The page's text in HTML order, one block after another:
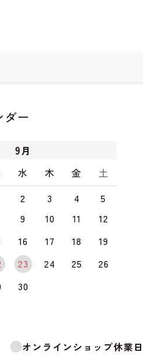
ダー
9月
水 木 金
土
2 3 4
5
9 10 11
12
16 17 18
19
23 24 25
26
30
オンラインショップ休業日